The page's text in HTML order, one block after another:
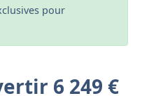
pour
6 249 €